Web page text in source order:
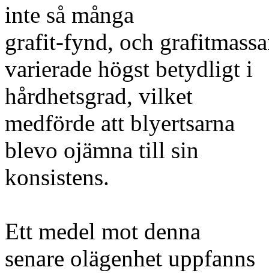
inte så många
grafit-fynd, och
varierade högst betydligt i
hårdhetsgrad, vilket
medförde att blyertsarna
blevo ojämna till sin
konsistens.
Ett medel mot denna
senare olägenhet uppfanns